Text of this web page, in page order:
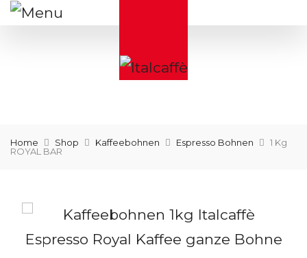
Home Shop Kaffeebohnen Espresso Bohnen
1 Kg
ROYAL BAR